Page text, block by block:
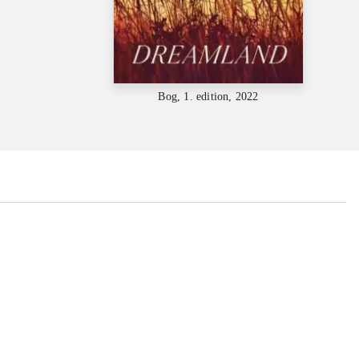
Bog, 1. edition, 2022